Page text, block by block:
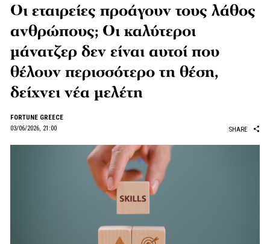
Οι εταιρείες προάγουν τους λάθος
ανθρώπους; Οι καλύτεροι
μάνατζερ δεν είναι αυτοί που
θέλουν περισσότερο τη θέση,
δείχνει νέα μελέτη
FORTUNE GREECE
03/06/2026, 21:00
SHARE